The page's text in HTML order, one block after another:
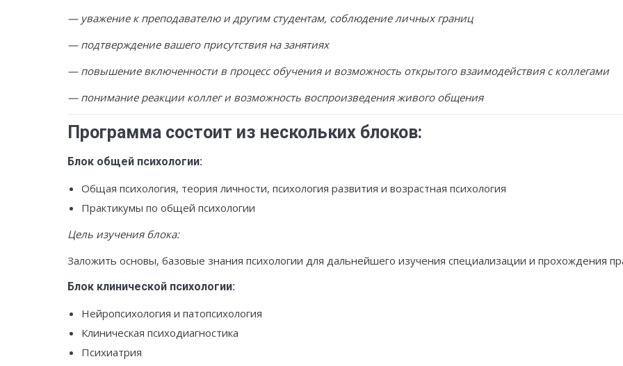
— уважение к преподавателю и другим студентам, соблюдение личных границ
— подтверждение вашего присутствия на занятиях
— повышение включенности в процесс обучения и возможность открытого взаимодействия с коллегами
— понимание реакции коллег и возможность воспроизведения живого общения
Программа состоит из нескольких блоков:
Блок общей психологии:
Общая психология, теория личности, психология развития и возрастная психология
Практикумы по общей психологии
Цель изучения блока:
Заложить основы, базовые знания психологии для дальнейшего изучения специализации и прохождения
Блок клинической психологии:
Нейропсихология и патопсихология
Клиническая психодиагностика
Психиатрия